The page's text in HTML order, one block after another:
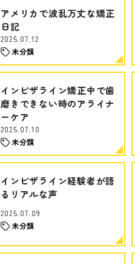
アメリカで波乱万丈な矯正
日記
2025.07.12
未分類
インビザライン矯正中で歯
磨きできない時のアライナ
ーケア
2025.07.10
未分類
インビザライン経験者が語
るリアルな声
2025.07.09
未分類